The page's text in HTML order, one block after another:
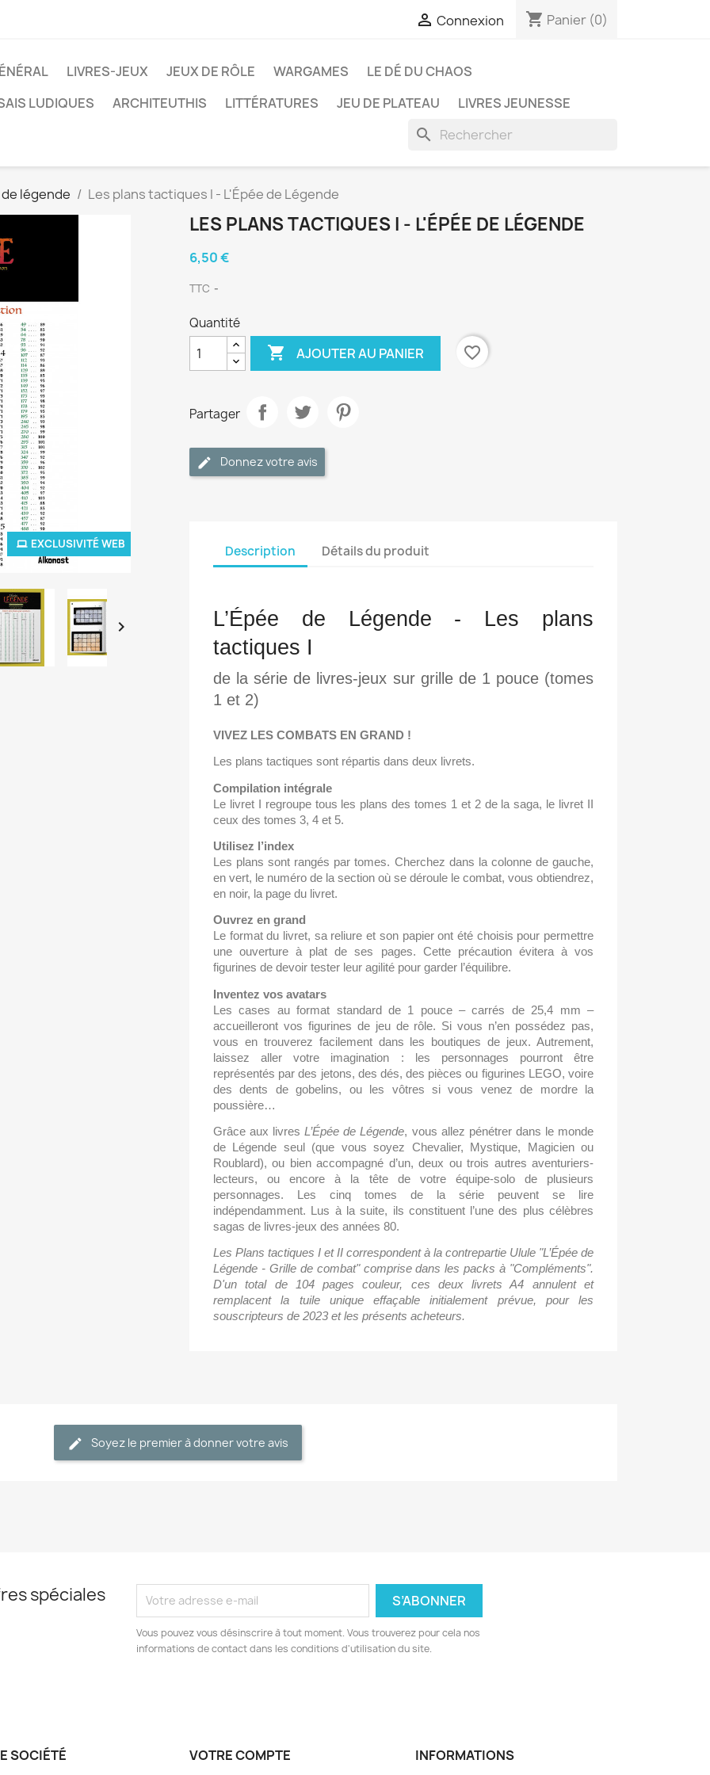
 Connexion shopping_cart Panier (0)
LIVRES-JEUX JEUX DE RÔLE WARGAMES
LE DÉ DU CHAOS
LUDIQUES
ARCHITEUTHIS LITTÉRATURES JEU DE PLATEAU LIVRES JEUNESSE
search
légende Les plans tactiques I - L'Épée de Légende
EXCLUSIVITÉ WEB

LES PLANS TACTIQUES I - L'ÉPÉE DE LÉGENDE
6,50 €
TTC
Quantité
 AJOUTER AU PANIER favorite_border
Partager
Donnez votre avis
Description Détails du produit
L’Épée de Légende - Les plans
tactiques I
de la série de livres-jeux sur grille de 1 pouce (tomes
1 et 2)
VIVEZ LES COMBATS EN GRAND !
Les plans tactiques sont répartis dans deux livrets.
Compilation intégrale
Le livret I regroupe tous les plans des tomes 1 et 2 de la saga, le livret II
ceux des tomes 3, 4 et 5.
Utilisez l’index
Les plans sont rangés par tomes. Cherchez dans la colonne de gauche,
en vert, le numéro de la section où se déroule le combat, vous obtiendrez,
en noir, la page du livret.
Ouvrez en grand
Le format du livret, sa reliure et son papier ont été choisis pour permettre
une ouverture à plat de ses pages. Cette précaution évitera à vos
figurines de devoir tester leur agilité pour garder l’équilibre.
Inventez vos avatars
Les cases au format standard de 1 pouce – carrés de 25,4 mm –
accueilleront vos figurines de jeu de rôle. Si vous n’en possédez pas,
vous en trouverez facilement dans les boutiques de jeux. Autrement,
laissez aller votre imagination : les personnages pourront être
représentés par des jetons, des dés, des pièces ou figurines LEGO, voire
des dents de gobelins, ou les vôtres si vous venez de mordre la
poussière…
Grâce aux livres L’Épée de Légende, vous allez pénétrer dans le monde
de Légende seul (que vous soyez Chevalier, Mystique, Magicien ou
Roublard), ou bien accompagné d’un, deux ou trois autres aventuriers-
lecteurs, ou encore à la tête de votre équipe-solo de plusieurs
personnages. Les cinq tomes de la série peuvent se lire
indépendamment. Lus à la suite, ils constituent l’une des plus célèbres
sagas de livres-jeux des années 80.
Les Plans tactiques I et II correspondent à la contrepartie Ulule "L’Épée de
Légende - Grille de combat" comprise dans les packs à "Compléments".
D'un total de 104 pages couleur, ces deux livrets A4 annulent et
remplacent la tuile unique effaçable initialement prévue, pour les
souscripteurs de 2023 et les présents acheteurs.
Soyez le premier à donner votre avis
spéciales
Vous pouvez vous désinscrire à tout moment. Vous trouverez pour cela nos
informations de contact dans les conditions d'utilisation du site.
SOCIÉTÉ VOTRE COMPTE INFORMATIONS